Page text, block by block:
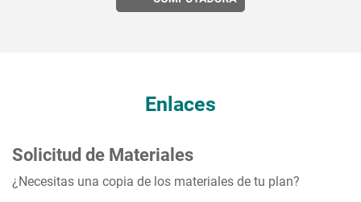
Enlaces
Solicitud de Materiales
¿Necesitas una copia de los materiales de tu plan?